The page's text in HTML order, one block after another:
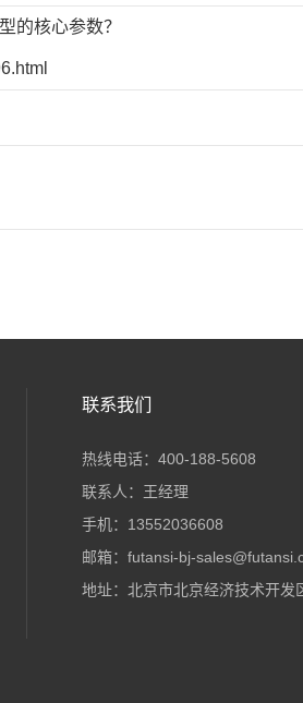
的核心参数？
联系我们
热线电话：400-188-5608
联系人：王经理
手机：13552036608
邮箱：futansi-bj-
地址：北京市北京经济技术开